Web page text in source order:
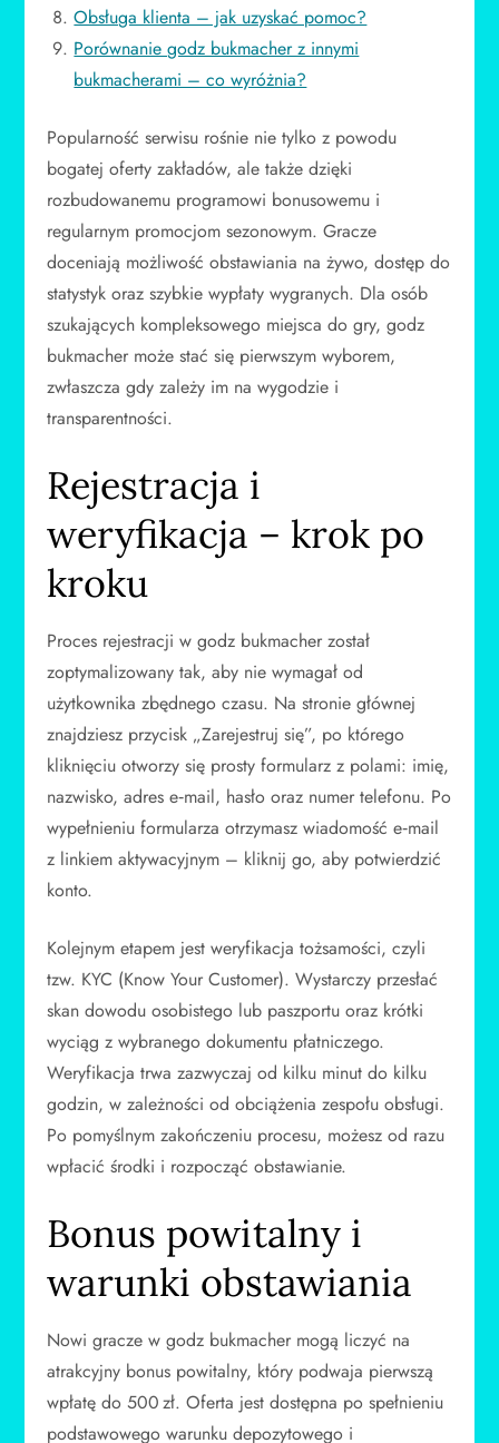
Obsługa klienta – jak uzyskać pomoc?
Porównanie godz bukmacher z innymi
bukmacherami – co wyróżnia?
Popularność serwisu rośnie nie tylko z powodu
bogatej oferty zakładów, ale także dzięki
rozbudowanemu programowi bonusowemu i
regularnym promocjom sezonowym. Gracze
doceniają możliwość obstawiania na żywo, dostęp do
statystyk oraz szybkie wypłaty wygranych. Dla osób
szukających kompleksowego miejsca do gry, godz
bukmacher może stać się pierwszym wyborem,
zwłaszcza gdy zależy im na wygodzie i
transparentności.
Rejestracja i
weryfikacja – krok po
kroku
Proces rejestracji w godz bukmacher został
zoptymalizowany tak, aby nie wymagał od
użytkownika zbędnego czasu. Na stronie głównej
znajdziesz przycisk „Zarejestruj się”, po którego
kliknięciu otworzy się prosty formularz z polami: imię,
nazwisko, adres e‑mail, hasło oraz numer telefonu. Po
wypełnieniu formularza otrzymasz wiadomość e‑mail
z linkiem aktywacyjnym – kliknij go, aby potwierdzić
konto.
Kolejnym etapem jest weryfikacja tożsamości, czyli
tzw. KYC (Know Your Customer). Wystarczy przesłać
skan dowodu osobistego lub paszportu oraz krótki
wyciąg z wybranego dokumentu płatniczego.
Weryfikacja trwa zazwyczaj od kilku minut do kilku
godzin, w zależności od obciążenia zespołu obsługi.
Po pomyślnym zakończeniu procesu, możesz od razu
wpłacić środki i rozpocząć obstawianie.
Bonus powitalny i
warunki obstawiania
Nowi gracze w godz bukmacher mogą liczyć na
atrakcyjny bonus powitalny, który podwaja pierwszą
wpłatę do 500 zł. Oferta jest dostępna po spełnieniu
podstawowego warunku depozytowego i